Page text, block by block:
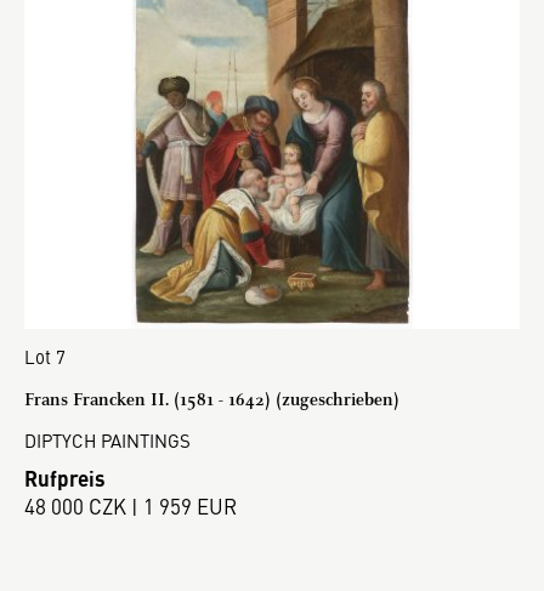
Lot 7
Frans Francken II. (1581 - 1642) (zugeschrieben)
DIPTYCH PAINTINGS
Rufpreis
48 000 CZK | 1 959 EUR